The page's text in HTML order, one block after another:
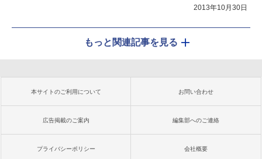
2013年10月30日
もっと関連記事を見る
本サイトのご利用について お問い合わせ
広告掲載のご案内 編集部へのご連絡
プライバシーポリシー 会社概要